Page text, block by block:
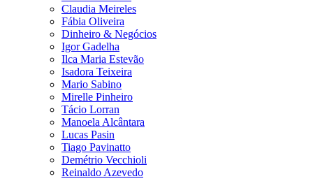
Claudia Meireles
Fábia Oliveira
Dinheiro & Negócios
Igor Gadelha
Ilca Maria Estevão
Isadora Teixeira
Mario Sabino
Mirelle Pinheiro
Tácio Lorran
Manoela Alcântara
Lucas Pasin
Tiago Pavinatto
Demétrio Vecchioli
Reinaldo Azevedo